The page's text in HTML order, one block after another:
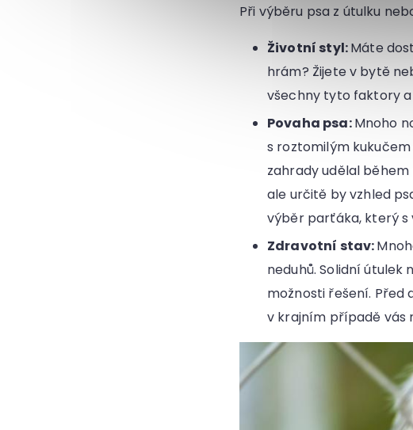
Při výběru psa z útulku
Životní styl:Máte
hrám? Žijete v bytě
všechny tyto faktory
Povaha psa:Mnoho
s roztomilým
zahrady udělal
ale určitě by vzhled
výběr parťáka, který
Zdravotní stav:
neduhů. Solidní
možnosti řešení.
v krajním případě vás